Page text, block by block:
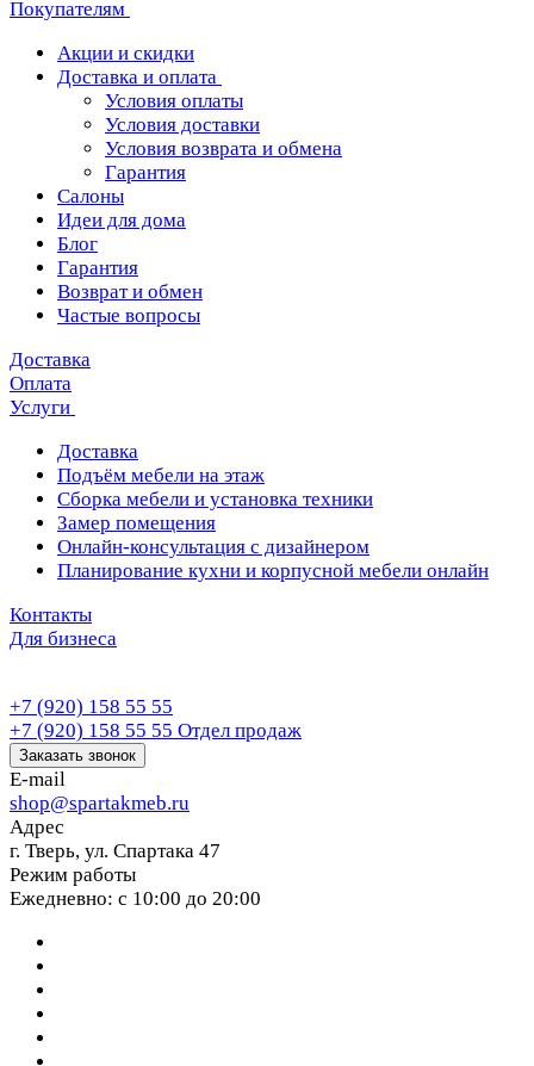
Покупателям
Акции и скидки
Доставка и оплата
Условия оплаты
Условия доставки
Условия возврата и обмена
Гарантия
Салоны
Идеи для дома
Блог
Гарантия
Возврат и обмен
Частые вопросы
Доставка
Оплата
Услуги
Доставка
Подъём мебели на этаж
Сборка мебели и установка техники
Замер помещения
Онлайн-консультация с дизайнером
Планирование кухни и корпусной мебели онлайн
Контакты
Для бизнеса
+7 (920) 158 55 55
+7 (920) 158 55 55 Отдел продаж
Заказать звонок
E-mail
shop@spartakmeb.ru
Адрес
г. Тверь, ул. Спартака 47
Режим работы
Ежедневно: с 10:00 до 20:00